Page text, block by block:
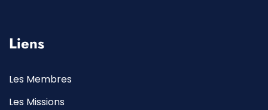
Liens
Les Membres
Les Missions